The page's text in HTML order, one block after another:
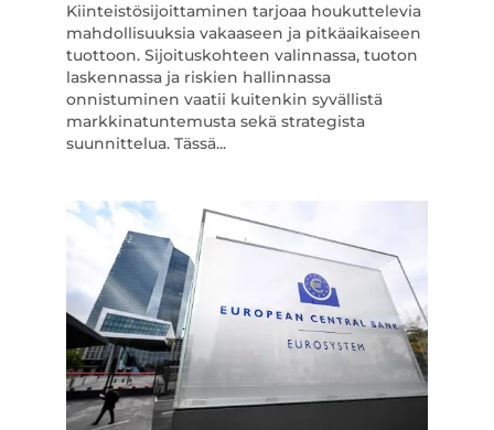
Kiinteistösijoittaminen tarjoaa houkuttelevia
mahdollisuuksia vakaaseen ja pitkäaikaiseen
tuottoon. Sijoituskohteen valinnassa, tuoton
laskennassa ja riskien hallinnassa
onnistuminen vaatii kuitenkin syvällistä
markkinatuntemusta sekä strategista
suunnittelua. Tässä...